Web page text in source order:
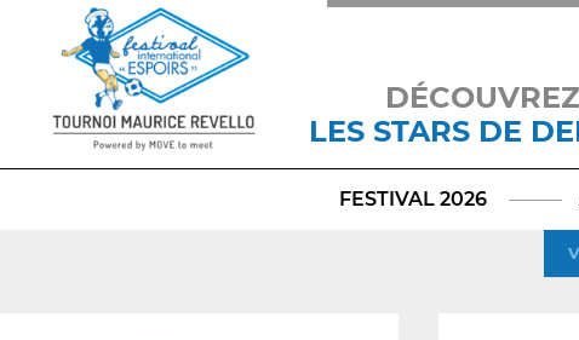
DÉCOUVREZ
LES STARS DE
FESTIVAL 2026